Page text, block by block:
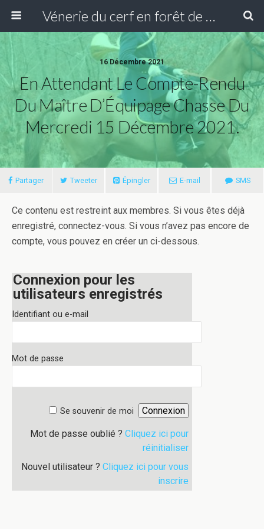
Vénerie du cerf en forêt de Compiègne
16 Décembre 2021
En Attendant Le Compte-Rendu
Du Maître D’Équipage Chasse Du
Mercredi 15 Décembre 2021.
Partager Tweeter Épingler E-mail SMS
Ce contenu est restreint aux membres. Si vous êtes déjà
enregistré, connectez-vous. Si vous n’avez pas encore de
compte, vous pouvez en créer un ci-dessous.
Connexion pour les
utilisateurs enregistrés
Identifiant ou e-mail
Mot de passe
Se souvenir de moi
Mot de passe oublié ? Cliquez ici pour
réinitialiser
Nouvel utilisateur ? Cliquez ici pour vous
inscrire